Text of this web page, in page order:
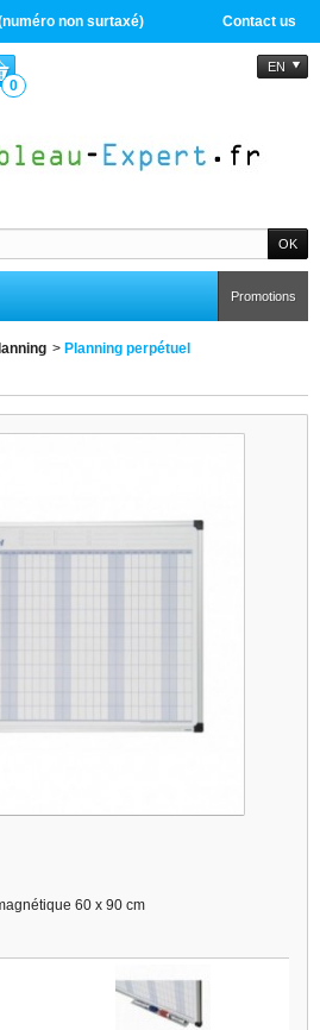
Contact us
non surtaxé)
EN
0
Promotions
> Planning perpétuel
60 x 90 cm